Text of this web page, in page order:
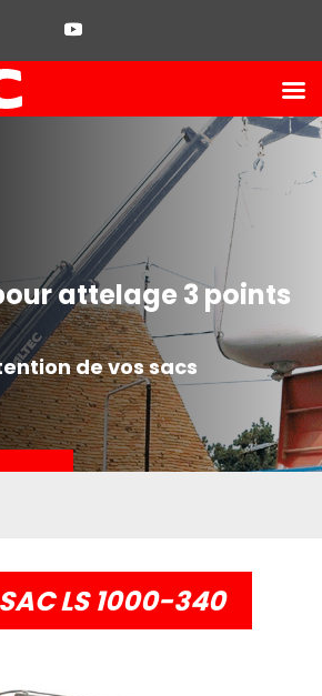
attelage 3 points
de vos sacs
LS 1000-340